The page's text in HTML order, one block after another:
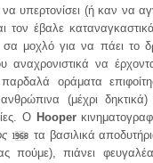
υπερτονίσει (ή καν να
τον έβαλε
σα μοχλό για να πάει το
να
οράματα
(μέχρι δηκτικά)
Ο Hooper
1968 τα βασιλικά
πούμε), πιάνει